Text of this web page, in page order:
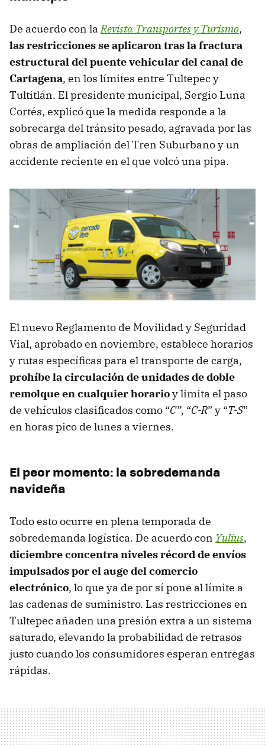
De acuerdo con laRevista Transportes y Turismo,
las restricciones se aplicaron tras la fractura
estructural del puente vehicular del canal de
Cartagena, en los límites entre Tultepec y
Tultitlán. El presidente municipal, Sergio Luna
Cortés, explicó que la medida responde a la
sobrecarga del tránsito pesado, agravada por las
obras de ampliación del Tren Suburbano y un
accidente reciente en el que volcó una pipa.
El nuevo Reglamento de Movilidad y Seguridad
Vial, aprobado en noviembre, establece horarios
y rutas específicas para el transporte de carga,
prohíbe la circulación de unidades de doble
remolque en cualquier horarioy limita el paso
de vehículos clasificados como “C”, “C-R” y “T-S”
en horas pico de lunes a viernes.
El peor momento: la sobredemanda
navideña
Todo esto ocurre en plena temporada de
sobredemanda logística. De acuerdo con Yulius,
diciembre concentra niveles récord de envíos
impulsados por el auge del comercio
electrónico, lo que ya de por sí pone al límite a
las cadenas de suministro. Las restricciones en
Tultepec añaden una presión extra a un sistema
saturado, elevando la probabilidad de retrasos
justo cuando los consumidores esperan entregas
rápidas.